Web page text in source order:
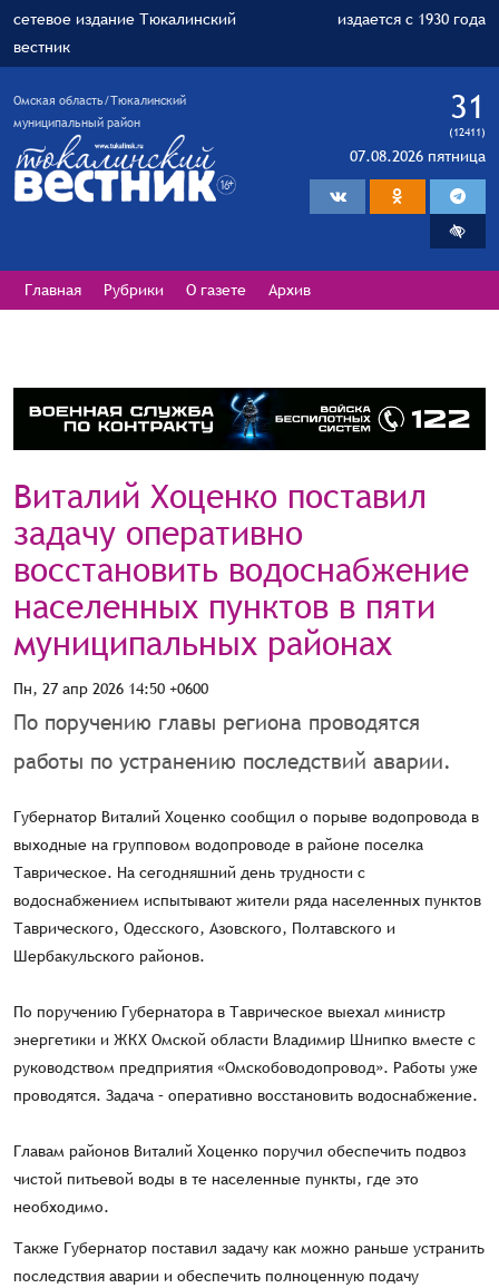
сетевое издание Тюкалинский
вестник
издается с 1930 года
Омская область/Тюкалинский
муниципальный район
31
(12411)
07.08.2026 пятница
Главная Рубрики О газете Архив
Виталий Хоценко поставил
задачу оперативно
восстановить водоснабжение
населенных пунктов в пяти
муниципальных районах
Пн, 27 апр 2026 14:50 +0600
По поручению главы региона проводятся
работы по устранению последствий аварии.
Губернатор Виталий Хоценко сообщил о порыве водопровода в
выходные на групповом водопроводе в районе поселка
Таврическое. На сегодняшний день трудности с
водоснабжением испытывают жители ряда населенных пунктов
Таврического, Одесского, Азовского, Полтавского и
Шербакульского районов.
По поручению Губернатора в Таврическое выехал министр
энергетики и ЖКХ Омской области Владимир Шнипко вместе с
руководством предприятия «Омскобоводопровод». Работы уже
проводятся. Задача – оперативно восстановить водоснабжение.
Главам районов Виталий Хоценко поручил обеспечить подвоз
чистой питьевой воды в те населенные пункты, где это
необходимо.
Также Губернатор поставил задачу как можно раньше устранить
последствия аварии и обеспечить полноценную подачу